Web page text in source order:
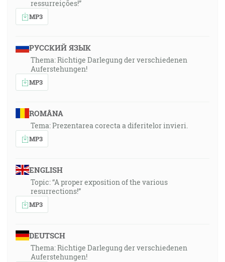
ressurreições!”
MP3
РУССКИЙ ЯЗЫК
Thema: Richtige Darlegung der verschiedenen
Auferstehungen!
MP3
ROMÂNA
Tema: Prezentarea corecta a diferitelor invieri.
MP3
ENGLISH
Topic: “A proper exposition of the various
resurrections!”
MP3
DEUTSCH
Thema: Richtige Darlegung der verschiedenen
Auferstehungen!